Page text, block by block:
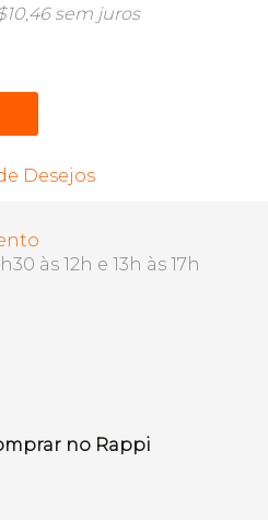
10,46sem juros
Desejos
às 12h e 13h às 17h
no Rappi